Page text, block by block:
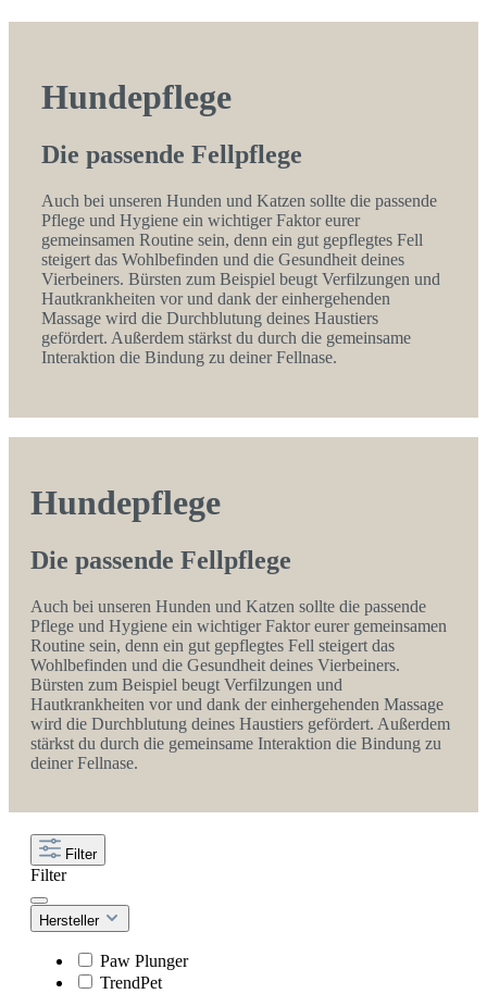
Hundepflege
Die passende Fellpflege
Auch bei unseren Hunden und Katzen sollte die passende
Pflege und Hygiene ein wichtiger Faktor eurer
gemeinsamen Routine sein, denn ein gut gepflegtes Fell
steigert das Wohlbefinden und die Gesundheit deines
Vierbeiners. Bürsten zum Beispiel beugt Verfilzungen und
Hautkrankheiten vor und dank der einhergehenden
Massage wird die Durchblutung deines Haustiers
gefördert. Außerdem stärkst du durch die gemeinsame
Interaktion die Bindung zu deiner Fellnase.
Hundepflege
Die passende Fellpflege
Auch bei unseren Hunden und Katzen sollte die passende
Pflege und Hygiene ein wichtiger Faktor eurer gemeinsamen
Routine sein, denn ein gut gepflegtes Fell steigert das
Wohlbefinden und die Gesundheit deines Vierbeiners.
Bürsten zum Beispiel beugt Verfilzungen und
Hautkrankheiten vor und dank der einhergehenden Massage
wird die Durchblutung deines Haustiers gefördert. Außerdem
stärkst du durch die gemeinsame Interaktion die Bindung zu
deiner Fellnase.
Filter
Filter
Hersteller
Paw Plunger
TrendPet